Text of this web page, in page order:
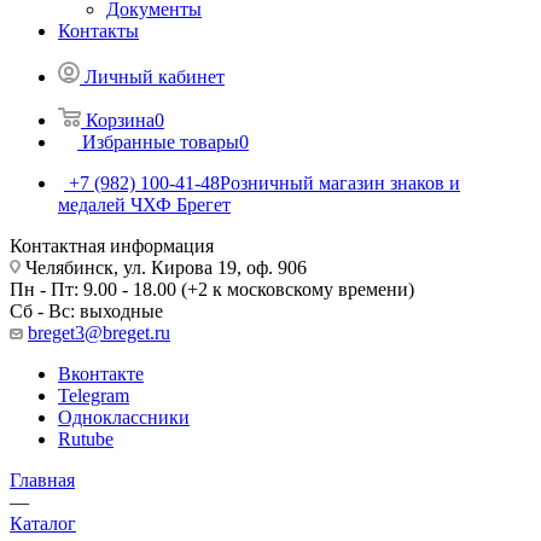
Документы
Контакты
Личный кабинет
Корзина0
Избранные товары0
+7 (982) 100-41-48Розничный магазин знаков и
медалей ЧХФ Брегет
Контактная информация
Челябинск, ул. Кирова 19, оф. 906
Пн - Пт: 9.00 - 18.00 (+2 к московскому времени)
Сб - Вс: выходные
breget3@breget.ru
Вконтакте
Telegram
Одноклассники
Rutube
Главная
—
Каталог